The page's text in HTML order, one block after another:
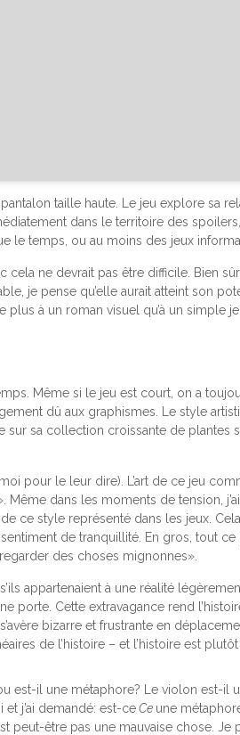
taille haute. Le jeu explore sa
dans le territoire des
le temps, ou au moins des jeux
ne devrait pas être difficile. Bien
je pense qu’elle aurait atteint son
à un roman visuel qu’à un simple
Même si le jeu est court, on a
dû aux graphismes. Le style
sur sa collection croissante de
pour le leur dire). L’art de ce jeu
dans les moments de tension,
ce style représenté dans les jeux.
de tranquillité. En gros, tout
des choses mignonnes».
appartenaient à une réalité
porte. Cette extravagance rend
bizarre et frustrante en
de l’histoire – et l’histoire est plutôt
est-il une métaphore? Le violon est-
j’ai demandé: est-ceCe une
peut-être pas une mauvaise chose.